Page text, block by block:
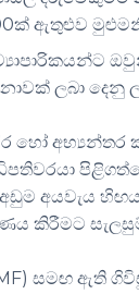
ඇතුළුව
ලබා දෙනු
හෝ
අයවැය
කිරීමට
සමඟ ඇති